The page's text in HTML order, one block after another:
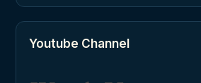
Youtube Channel